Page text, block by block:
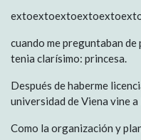
cuando me preguntaban de
tenia clarísimo: princesa.
Después de haberme
universidad de Viena vine
Como la organización y